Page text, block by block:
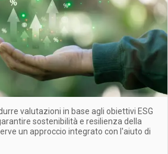
valutazioni in base agli obiettivi ESG
sostenibilità e resilienza della
un approccio integrato con l'aiuto di